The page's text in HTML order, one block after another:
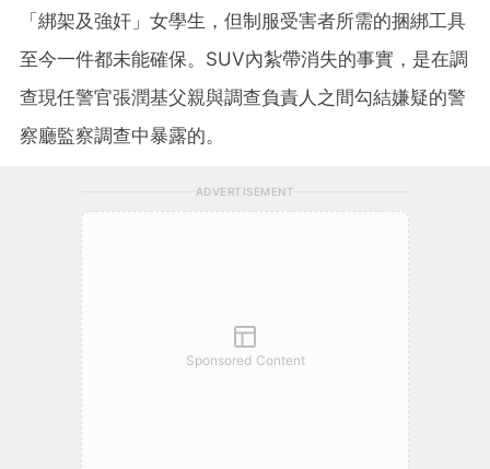
「綁架及強奸」女學生，但制服受害者所需的捆綁工具
至今一件都未能確保。SUV內紮帶消失的事實，是在調
查現任警官張潤基父親與調查負責人之間勾結嫌疑的警
察廳監察調查中暴露的。
ADVERTISEMENT
Sponsored Content